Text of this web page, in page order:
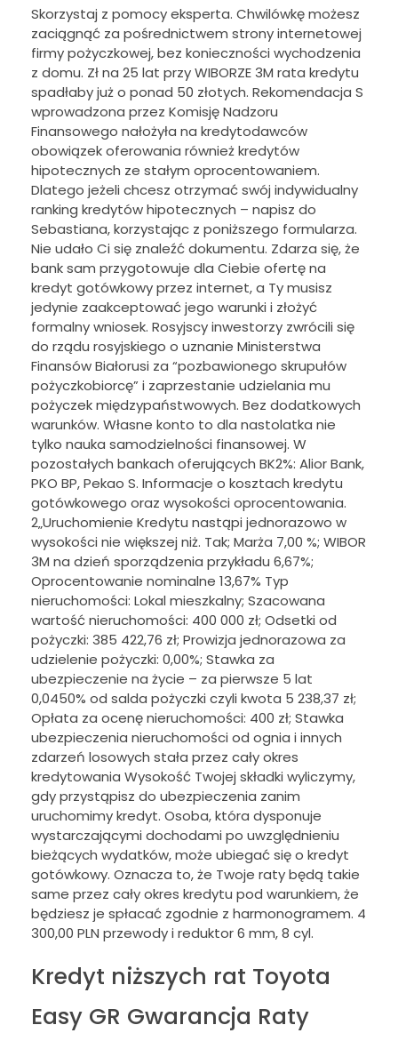
Skorzystaj z pomocy eksperta. Chwilówkę możesz
zaciągnąć za pośrednictwem strony internetowej
firmy pożyczkowej, bez konieczności wychodzenia
z domu. Zł na 25 lat przy WIBORZE 3M rata kredytu
spadłaby już o ponad 50 złotych. Rekomendacja S
wprowadzona przez Komisję Nadzoru
Finansowego nałożyła na kredytodawców
obowiązek oferowania również kredytów
hipotecznych ze stałym oprocentowaniem.
Dlatego jeżeli chcesz otrzymać swój indywidualny
ranking kredytów hipotecznych – napisz do
Sebastiana, korzystając z poniższego formularza.
Nie udało Ci się znaleźć dokumentu. Zdarza się, że
bank sam przygotowuje dla Ciebie ofertę na
kredyt gotówkowy przez internet, a Ty musisz
jedynie zaakceptować jego warunki i złożyć
formalny wniosek. Rosyjscy inwestorzy zwrócili się
do rządu rosyjskiego o uznanie Ministerstwa
Finansów Białorusi za “pozbawionego skrupułów
pożyczkobiorcę” i zaprzestanie udzielania mu
pożyczek międzypaństwowych. Bez dodatkowych
warunków. Własne konto to dla nastolatka nie
tylko nauka samodzielności finansowej. W
pozostałych bankach oferujących BK2%: Alior Bank,
PKO BP, Pekao S. Informacje o kosztach kredytu
gotówkowego oraz wysokości oprocentowania.
2„Uruchomienie Kredytu nastąpi jednorazowo w
wysokości nie większej niż. Tak; Marża 7,00 %; WIBOR
3M na dzień sporządzenia przykładu 6,67%;
Oprocentowanie nominalne 13,67% Typ
nieruchomości: Lokal mieszkalny; Szacowana
wartość nieruchomości: 400 000 zł; Odsetki od
pożyczki: 385 422,76 zł; Prowizja jednorazowa za
udzielenie pożyczki: 0,00%; Stawka za
ubezpieczenie na życie – za pierwsze 5 lat
0,0450% od salda pożyczki czyli kwota 5 238,37 zł;
Opłata za ocenę nieruchomości: 400 zł; Stawka
ubezpieczenia nieruchomości od ognia i innych
zdarzeń losowych stała przez cały okres
kredytowania Wysokość Twojej składki wyliczymy,
gdy przystąpisz do ubezpieczenia zanim
uruchomimy kredyt. Osoba, która dysponuje
wystarczającymi dochodami po uwzględnieniu
bieżących wydatków, może ubiegać się o kredyt
gotówkowy. Oznacza to, że Twoje raty będą takie
same przez cały okres kredytu pod warunkiem, że
będziesz je spłacać zgodnie z harmonogramem. 4
300,00 PLN przewody i reduktor 6 mm, 8 cyl.
Kredyt niższych rat Toyota
Easy GR Gwarancja Raty